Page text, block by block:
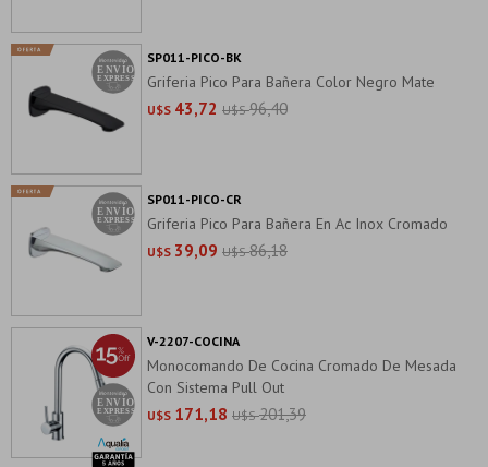
Griferia Pico Para Bañera Color Negro Mate
U$S 43,72 U$S 96,40
SP011-PICO-BK
Griferia Pico Para Bañera En Ac Inox Cromado
U$S 39,09 U$S 86,18
SP011-PICO-CR
Monocomando De Cocina Cromado De Mesada
Con Sistema Pull Out
U$S 171,18 U$S 201,39
V-2207-COCINA